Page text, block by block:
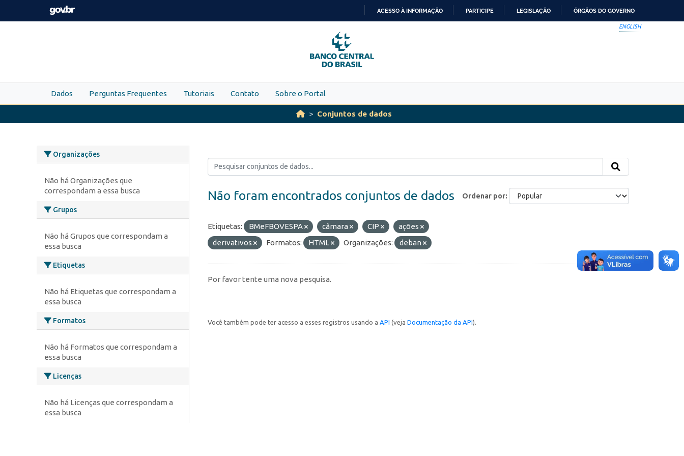
Skip to main content
PARA
O
CONTEÚDO
ACESSO À INFORMAÇÃO PARTICIPE LEGISLAÇÃO ÓRGÃOS DO GOVERNO
ENGLISH
Dados Perguntas Frequentes Tutoriais Contato Sobre o Portal
Conjuntos de dados
Organizações
Não há Organizações que
correspondam a essa busca
Grupos
Não há Grupos que correspondam a
essa busca
Etiquetas
Não há Etiquetas que correspondam a
essa busca
Formatos
Não há Formatos que correspondam a
essa busca
Licenças
Não há Licenças que correspondam a
essa busca
Ordenar por
Não foram encontrados conjuntos de dados
Etiquetas: BMeFBOVESPA câmara CIP
ações
derivativos
Formatos: HTML Organizações: deban
Por favor tente uma nova pesquisa.
Você também pode ter acesso a esses registros usando a API (veja Documentação da API).